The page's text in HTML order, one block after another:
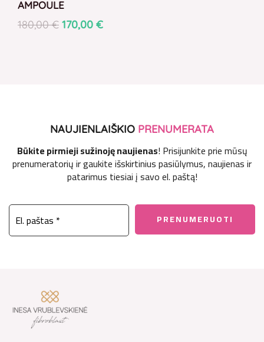
AMPOULE
180,00€ 170,00 €
NAUJIENLAIŠKIO PRENUMERATA
Būkite pirmieji sužinoję naujienas! Prisijunkite prie mūsų
prenumeratorių ir gaukite išskirtinius pasiūlymus, naujienas ir
patarimus tiesiai į savo el. paštą!